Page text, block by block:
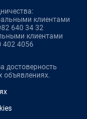
клиентами
640 34 32
клиентами
402 4056
достоверность
объявлениях.